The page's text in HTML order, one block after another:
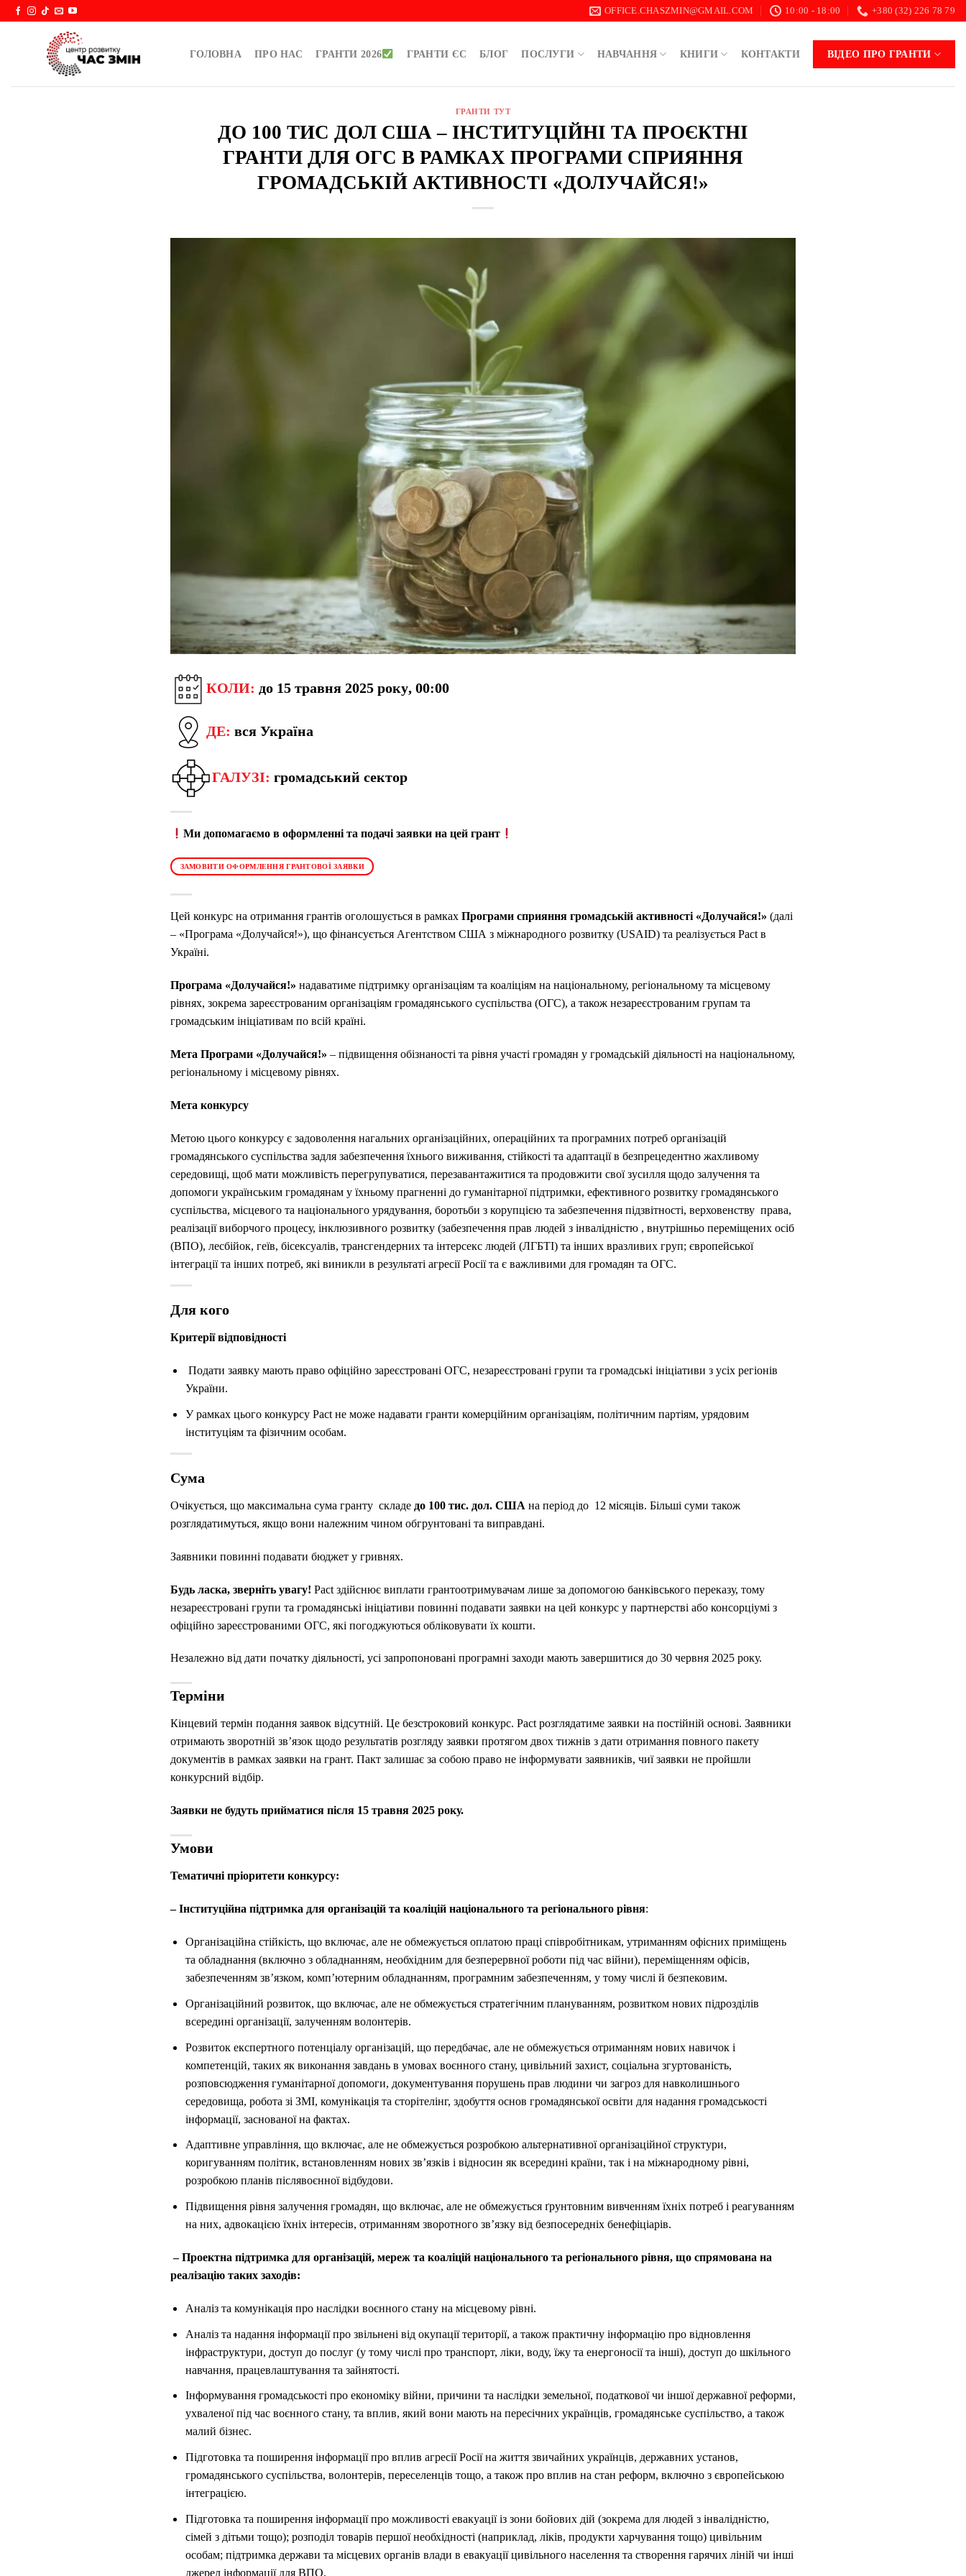
Skip
OFFICE.CHASZMIN@GMAIL.COM 10:00 - 18:00 +380 (32) 226 78 79
ГОЛОВНА ПРО НАС ГРАНТИ 2026 ГРАНТИ ЄС БЛОГ ПОСЛУГИ НАВЧАННЯ КНИГИ КОНТАКТИ ВІДЕО ПРО ГРАНТИ
ГРАНТИ ТУТ
ДО 100 ТИС ДОЛ США – ІНСТИТУЦІЙНІ ТА ПРОЄКТНІ
ГРАНТИ ДЛЯ ОГС В РАМКАХ ПРОГРАМИ СПРИЯННЯ
ГРОМАДСЬКІЙ АКТИВНОСТІ «ДОЛУЧАЙСЯ!»
КОЛИ: до 15 травня 2025 року, 00:00
ДЕ: вся Україна
ГАЛУЗІ: громадський сектор
Ми допомагаємо в оформленні та подачі заявки на цей грант
ЗАМОВИТИ ОФОРМЛЕННЯ ГРАНТОВОЇ ЗАЯВКИ
Цей конкурс на отримання грантів оголошується в рамках Програми сприяння громадській активності «Долучайся!» (далі
– «Програма «Долучайся!»), що фінансується Агентством США з міжнародного розвитку (USAID) та реалізується Pact в
Україні.
Програма «Долучайся!» надаватиме підтримку організаціям та коаліціям на національному, регіональному та місцевому
рівнях, зокрема зареєстрованим організаціям громадянського суспільства (ОГС), а також незареєстрованим групам та
громадським ініціативам по всій країні.
Мета Програми «Долучайся!» – підвищення обізнаності та рівня участі громадян у громадській діяльності на національному,
регіональному і місцевому рівнях.
Мета конкурсу
Метою цього конкурсу є задоволення нагальних організаційних, операційних та програмних потреб організацій
громадянського суспільства задля забезпечення їхнього виживання, стійкості та адаптації в безпрецедентно жахливому
середовищі, щоб мати можливість перегрупуватися, перезавантажитися та продовжити свої зусилля щодо залучення та
допомоги українським громадянам у їхньому прагненні до гуманітарної підтримки, ефективного розвитку громадянського
суспільства, місцевого та національного урядування, боротьби з корупцією та забезпечення підзвітності, верховенству права,
реалізації виборчого процесу, інклюзивного розвитку (забезпечення прав людей з інвалідністю , внутрішньо переміщених осіб
(ВПО), лесбійок, геїв, бісексуалів, трансгендерних та інтерсекс людей (ЛГБТІ) та інших вразливих груп; європейської
інтеграції та інших потреб, які виникли в результаті агресії Росії та є важливими для громадян та ОГС.
Для кого
Критерії відповідності
Подати заявку мають право офіційно зареєстровані ОГС, незареєстровані групи та громадські ініціативи з усіх регіонів
України.
У рамках цього конкурсу Pact не може надавати гранти комерційним організаціям, політичним партіям, урядовим
інституціям та фізичним особам.
Сума
Очікується, що максимальна сума гранту складе до 100 тис. дол. США на період до 12 місяців. Більші суми також
розглядатимуться, якщо вони належним чином обгрунтовані та виправдані.
Заявники повинні подавати бюджет у гривнях.
Будь ласка, зверніть увагу! Pact здійснює виплати грантоотримувачам лише за допомогою банківського переказу, тому
незареєстровані групи та громадянські ініціативи повинні подавати заявки на цей конкурс у партнерстві або консорціумі з
офіційно зареєстрованими ОГС, які погоджуються обліковувати їх кошти.
Незалежно від дати початку діяльності, усі запропоновані програмні заходи мають завершитися до 30 червня 2025 року.
Терміни
Кінцевий термін подання заявок відсутній. Це безстроковий конкурс. Pact розглядатиме заявки на постійній основі. Заявники
отримають зворотній зв’язок щодо результатів розгляду заявки протягом двох тижнів з дати отримання повного пакету
документів в рамках заявки на грант. Пакт залишає за собою право не інформувати заявників, чиї заявки не пройшли
конкурсний відбір.
Заявки не будуть прийматися після 15 травня 2025 року.
Умови
Тематичні пріоритети конкурсу:
– Інституційна підтримка для організацій та коаліцій національного та регіонального рівня:
Організаційна стійкість, що включає, але не обмежується оплатою праці співробітникам, утриманням офісних приміщень
та обладнання (включно з обладнанням, необхідним для безперервної роботи під час війни), переміщенням офісів,
забезпеченням зв’язком, комп’ютерним обладнанням, програмним забезпеченням, у тому числі й безпековим.
Організаційний розвиток, що включає, але не обмежується стратегічним плануванням, розвитком нових підрозділів
всередині організації, залученням волонтерів.
Розвиток експертного потенціалу організацій, що передбачає, але не обмежується отриманням нових навичок і
компетенцій, таких як виконання завдань в умовах воєнного стану, цивільний захист, соціальна згуртованість,
розповсюдження гуманітарної допомоги, документування порушень прав людини чи загроз для навколишнього
середовища, робота зі ЗМІ, комунікація та сторітелінг, здобуття основ громадянської освіти для надання громадськості
інформації, заснованої на фактах.
Адаптивне управління, що включає, але не обмежується розробкою альтернативної організаційної структури,
коригуванням політик, встановленням нових зв’язків і відносин як всередині країни, так і на міжнародному рівні,
розробкою планів післявоєнної відбудови.
Підвищення рівня залучення громадян, що включає, але не обмежується ґрунтовним вивченням їхніх потреб і реагуванням
на них, адвокацією їхніх інтересів, отриманням зворотного зв’язку від безпосередніх бенефіціарів.
– Проектна підтримка для організацій, мереж та коаліцій національного та регіонального рівня, що спрямована на
реалізацію таких заходів:
Аналіз та комунікація про наслідки воєнного стану на місцевому рівні.
Аналіз та надання інформації про звільнені від окупації території, а також практичну інформацію про відновлення
інфраструктури, доступ до послуг (у тому числі про транспорт, ліки, воду, їжу та енергоносії та інші), доступ до шкільного
навчання, працевлаштування та зайнятості.
Інформування громадськості про економіку війни, причини та наслідки земельної, податкової чи іншої державної реформи,
ухваленої під час воєнного стану, та вплив, який вони мають на пересічних українців, громадянське суспільство, а також
малий бізнес.
Підготовка та поширення інформації про вплив агресії Росії на життя звичайних українців, державних установ,
громадянського суспільства, волонтерів, переселенців тощо, а також про вплив на стан реформ, включно з європейською
інтеграцією.
Підготовка та поширення інформації про можливості евакуації із зони бойових дій (зокрема для людей з інвалідністю,
сімей з дітьми тощо); розподіл товарів першої необхідності (наприклад, ліків, продукти харчування тощо) цивільним
особам; підтримка держави та місцевих органів влади в евакуації цивільного населення та створення гарячих ліній чи інші
джерел інформації для ВПО.